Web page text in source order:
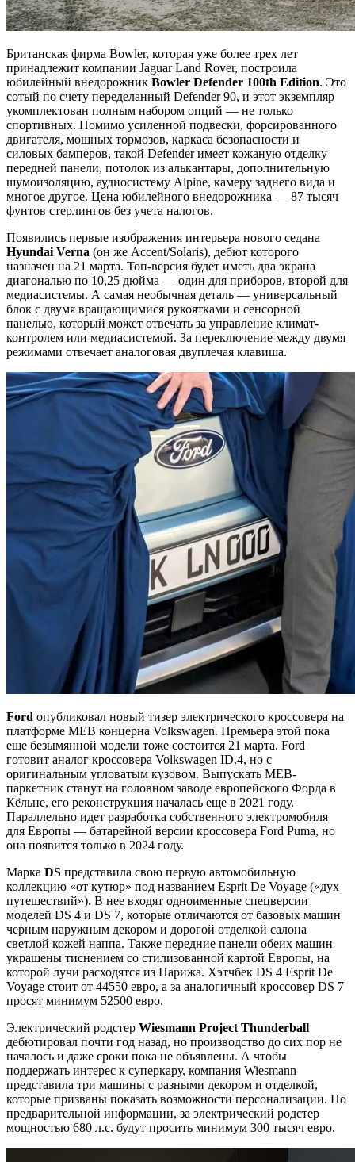
Британская фирма Bowler, которая уже более трех лет
принадлежит компании Jaguar Land Rover, построила
юбилейный внедорожник Bowler Defender 100th Edition. Это
сотый по счету переделанный Defender 90, и этот экземпляр
укомплектован полным набором опций — не только
спортивных. Помимо усиленной подвески, форсированного
двигателя, мощных тормозов, каркаса безопасности и
силовых бамперов, такой Defender имеет кожаную отделку
передней панели, потолок из алькантары, дополнительную
шумоизоляцию, аудиосистему Alpine, камеру заднего вида и
многое другое. Цена юбилейного внедорожника — 87 тысяч
фунтов стерлингов без учета налогов.
Появились первые изображения интерьера нового седана
Hyundai Verna (он же Accent/Solaris), дебют которого
назначен на 21 марта. Топ-версия будет иметь два экрана
диагональю по 10,25 дюйма — один для приборов, второй для
медиасистемы. А самая необычная деталь — универсальный
блок с двумя вращающимися рукоятками и сенсорной
панелью, который может отвечать за управление климат-
контролем или медиасистемой. За переключение между двумя
режимами отвечает аналоговая двуплечая клавиша.
Ford опубликовал новый тизер электрического кроссовера на
платформе MEB концерна Volkswagen. Премьера этой пока
еще безымянной модели тоже состоится 21 марта. Ford
готовит аналог кроссовера Volkswagen ID.4, но с
оригинальным угловатым кузовом. Выпускать MEB-
паркетник станут на головном заводе европейского Форда в
Кёльне, его реконструкция началась еще в 2021 году.
Параллельно идет разработка собственного электромобиля
для Европы — батарейной версии кроссовера Ford Puma, но
она появится только в 2024 году.
Марка DS представила свою первую автомобильную
коллекцию «от кутюр» под названием Esprit De Voyage («дух
путешествий»). В нее входят одноименные спецверсии
моделей DS 4 и DS 7, которые отличаются от базовых машин
черным наружным декором и дорогой отделкой салона
светлой кожей наппа. Также передние панели обеих машин
украшены тиснением со стилизованной картой Европы, на
которой лучи расходятся из Парижа. Хэтчбек DS 4 Esprit De
Voyage стоит от 44550 евро, а за аналогичный кроссовер DS 7
просят минимум 52500 евро.
Электрический родстер Wiesmann Project Thunderball
дебютировал почти год назад, но производство до сих пор не
началось и даже сроки пока не объявлены. А чтобы
поддержать интерес к суперкару, компания Wiesmann
представила три машины с разными декором и отделкой,
которые призваны показать возможности персонализации. По
предварительной информации, за электрический родстер
мощностью 680 л.с. будут просить минимум 300 тысяч евро.